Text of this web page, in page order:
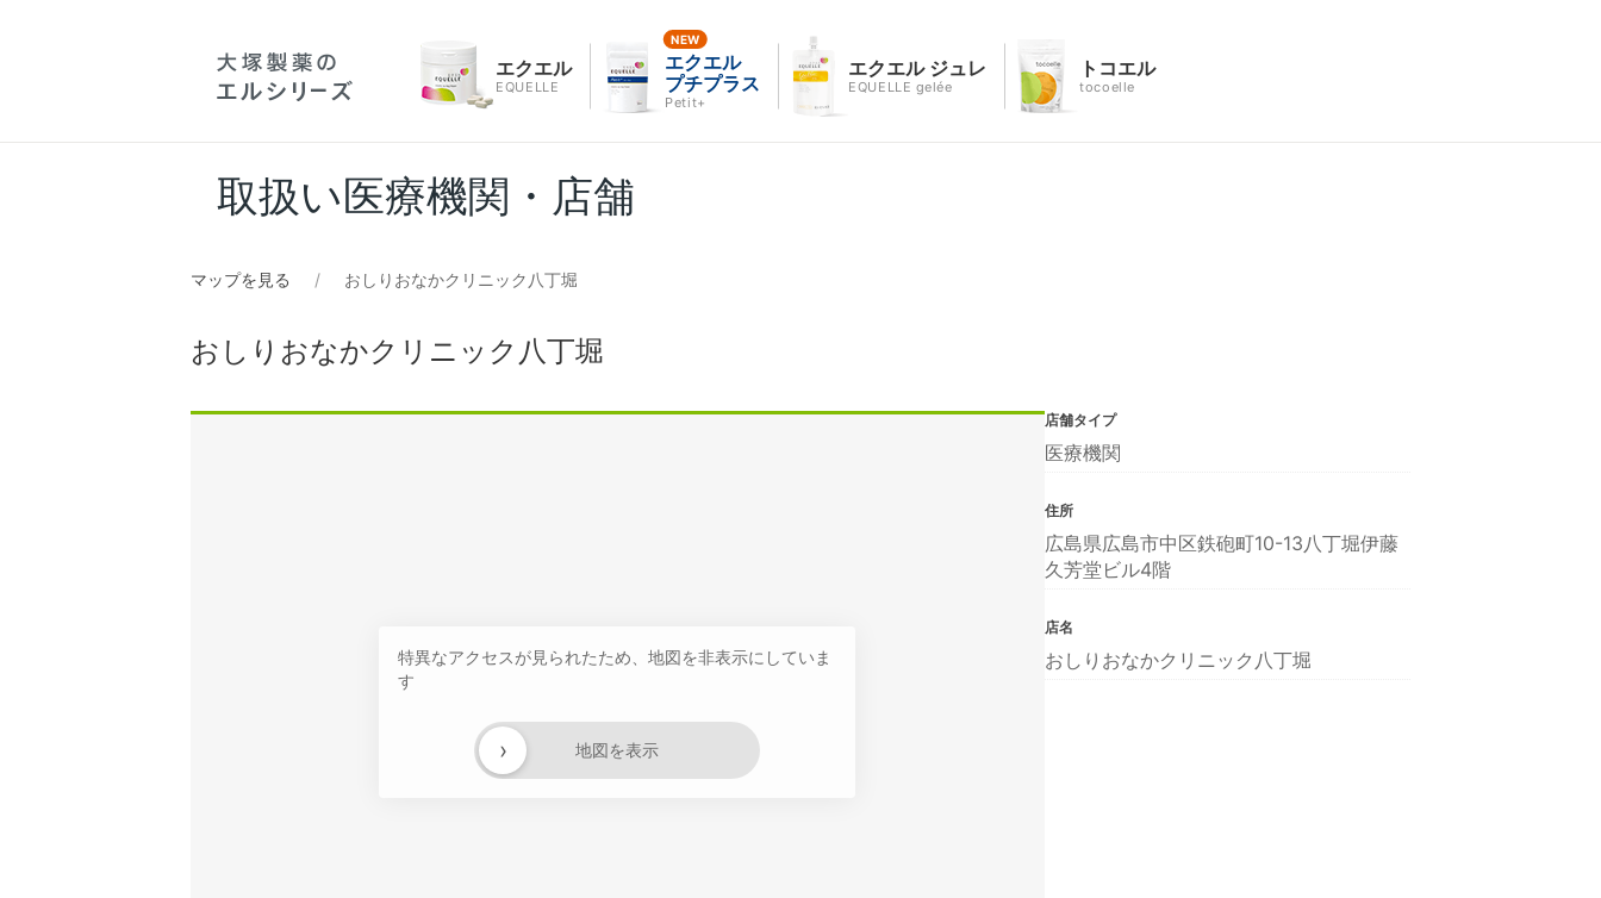
エクエル
EQUELLE
エクエル
プチプラス
Petit+
エクエル ジュレ
EQUELLE gelée
トコエル
tocoelle
取扱い医療機関・店舗
マップを見る おしりおなかクリニック八丁堀
おしりおなかクリニック八丁堀
特異なアクセスが見られたため、地図を非表示にしていま
す
地図を表示
›
店舗タイプ
医療機関
住所
広島県広島市中区鉄砲町10-13八丁堀伊藤
久芳堂ビル4階
店名
おしりおなかクリニック八丁堀